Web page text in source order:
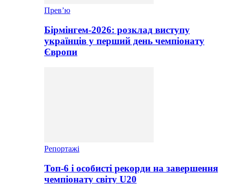
Прев’ю
Бірмінгем-2026: розклад виступу
українців у перший день чемпіонату
Європи
Репортажі
Топ-6 і особисті рекорди на завершення
чемпіонату світу U20